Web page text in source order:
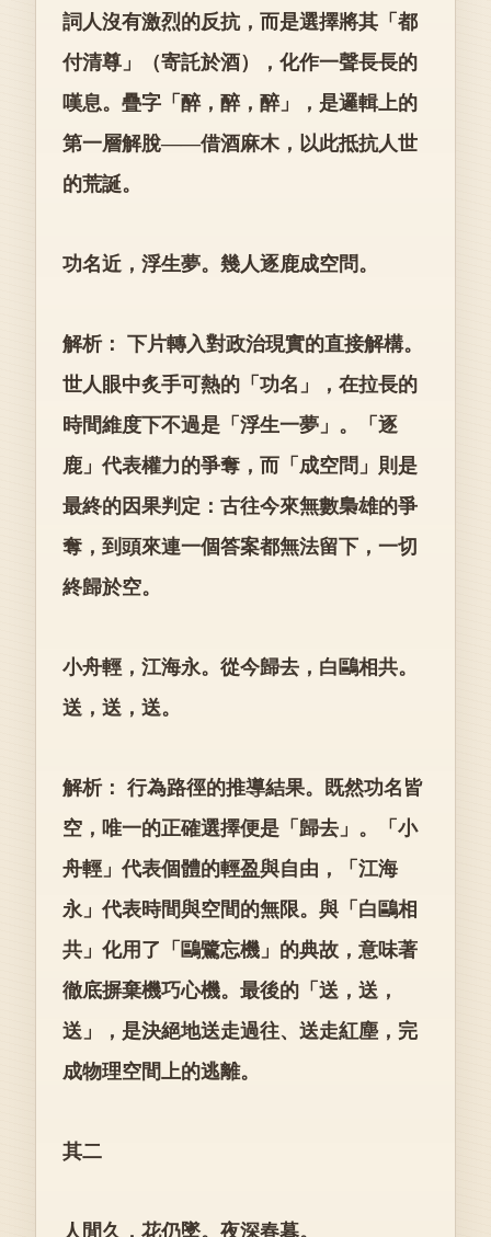
詞人沒有激烈的反抗，而是選擇將其「都
付清尊」（寄託於酒），化作一聲長長的
嘆息。疊字「醉，醉，醉」，是邏輯上的
第一層解脫——借酒麻木，以此抵抗人世
的荒誕。
功名近，浮生夢。幾人逐鹿成空問。
解析： 下片轉入對政治現實的直接解構。
世人眼中炙手可熱的「功名」，在拉長的
時間維度下不過是「浮生一夢」。「逐
鹿」代表權力的爭奪，而「成空問」則是
最終的因果判定：古往今來無數梟雄的爭
奪，到頭來連一個答案都無法留下，一切
終歸於空。
小舟輕，江海永。從今歸去，白鷗相共。
送，送，送。
解析： 行為路徑的推導結果。既然功名皆
空，唯一的正確選擇便是「歸去」。「小
舟輕」代表個體的輕盈與自由，「江海
永」代表時間與空間的無限。與「白鷗相
共」化用了「鷗鷺忘機」的典故，意味著
徹底摒棄機巧心機。最後的「送，送，
送」，是決絕地送走過往、送走紅塵，完
成物理空間上的逃離。
其二
人閒久，花仍墜。夜深春暮。